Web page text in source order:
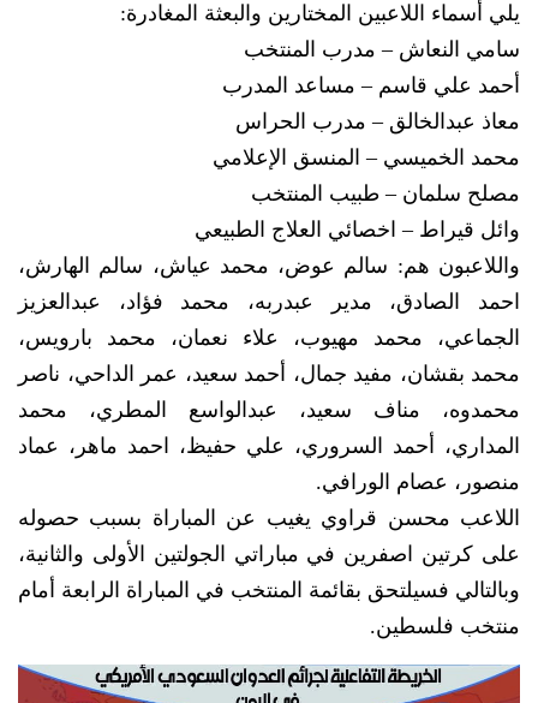
يلي أسماء اللاعبين المختارين والبعثة المغادرة:
سامي النعاش – مدرب المنتخب
أحمد علي قاسم – مساعد المدرب
معاذ عبدالخالق – مدرب الحراس
محمد الخميسي – المنسق الإعلامي
مصلح سلمان – طبيب المنتخب
وائل قيراط – اخصائي العلاج الطبيعي
واللاعبون هم: سالم عوض، محمد عياش، سالم الهارش،
احمد الصادق، مدير عبدربه، محمد فؤاد، عبدالعزيز
الجماعي، محمد مهيوب، علاء نعمان، محمد بارويس،
محمد بقشان، مفيد جمال، أحمد سعيد، عمر الداحي، ناصر
محمدوه، مناف سعيد، عبدالواسع المطري، محمد
المداري، أحمد السروري، علي حفيظ، احمد ماهر، عماد
منصور، عصام الورافي.
اللاعب محسن قراوي يغيب عن المباراة بسبب حصوله
على كرتين اصفرين في مباراتي الجولتين الأولى والثانية،
وبالتالي فسيلتحق بقائمة المنتخب في المباراة الرابعة أمام
منتخب فلسطين.